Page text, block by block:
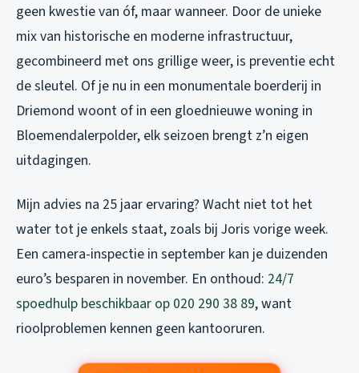
geen kwestie van óf, maar wanneer. Door de unieke
mix van historische en moderne infrastructuur,
gecombineerd met ons grillige weer, is preventie echt
de sleutel. Of je nu in een monumentale boerderij in
Driemond woont of in een gloednieuwe woning in
Bloemendalerpolder, elk seizoen brengt z’n eigen
uitdagingen.
Mijn advies na 25 jaar ervaring? Wacht niet tot het
water tot je enkels staat, zoals bij Joris vorige week.
Een camera-inspectie in september kan je duizenden
euro’s besparen in november. En onthoud: 24/7
spoedhulp beschikbaar op 020 290 38 89, want
rioolproblemen kennen geen kantooruren.